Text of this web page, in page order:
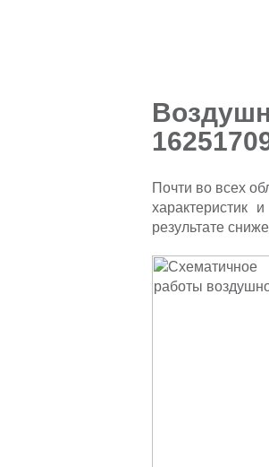
Почти во всех
характеристик
результате